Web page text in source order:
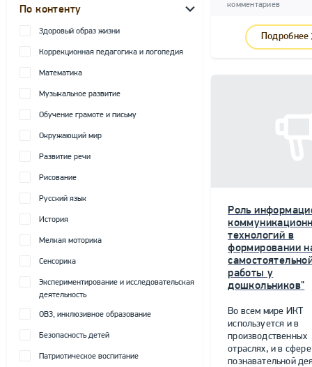
По контенту
Здоровый образ жизни
Коррекционная педагогика и логопедия
Математика
Музыкальное развитие
Обучение грамоте и письму
Окружающий мир
Развитие речи
Рисование
Русский язык
История
Мелкая моторика
Сенсорика
Экспериментирование и исследовательская
деятельность
ОВЗ, инклюзивное образование
Безопасность детей
Патриотическое воспитание
комментариев
Подробнее
Роль
технологий в
формировании
работы у
дошкольников"
Во всем мире ИКТ
используется и в
производственных
отраслях, и в сфере
познавательной